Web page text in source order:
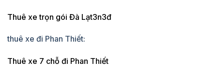
Thuê xe trọn gói Đà Lạt3n3đ
thuê xe đi Phan Thiết:
Thuê xe 7 chỗ đi Phan Thiết